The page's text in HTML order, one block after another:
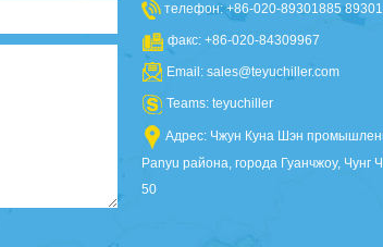
телефон: +86-020-89301885
факс: +86-020-84309967
Email: sales@teyuchiller.com
Teams: teyuchiller
Адрес: Чжун Куна Шэн
Panyu района, города Гуанчжоу, Чунг
50